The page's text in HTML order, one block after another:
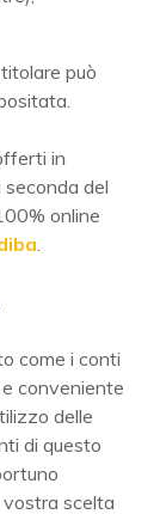
titolare può
in
del
online
come i conti
conveniente
delle
di questo
vostra scelta